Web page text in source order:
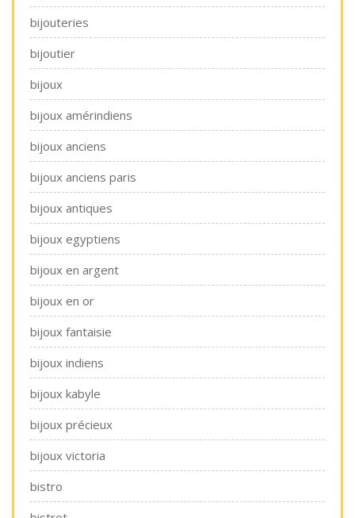
bijouteries
bijoutier
bijoux
bijoux amérindiens
bijoux anciens
bijoux anciens paris
bijoux antiques
bijoux egyptiens
bijoux en argent
bijoux en or
bijoux fantaisie
bijoux indiens
bijoux kabyle
bijoux précieux
bijoux victoria
bistro